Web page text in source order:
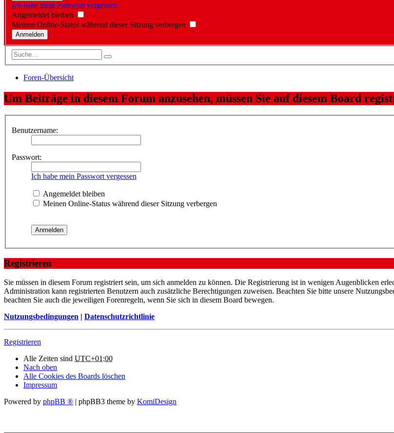
Ich habe mein Passwort vergessen
Angemeldet bleiben
Meinen Online-Status während dieser Sitzung verbergen
Foren-Übersicht
Um Beiträge in diesem Forum anzusehen, müssen Sie auf diesem Board
Benutzername:
Passwort:
Ich habe mein Passwort vergessen
Angemeldet bleiben
Meinen Online-Status während dieser Sitzung verbergen
Registrieren
Sie müssen in diesem Forum registriert sein, um sich anmelden zu können. Die Registrierung ist in wenigen Augenblicken
Administration kann registrierten Benutzern auch zusätzliche Berechtigungen zuweisen. Beachten Sie bitte unsere
beachten Sie auch die jeweiligen Forenregeln, wenn Sie sich in diesem Board bewegen.
Nutzungsbedingungen | Datenschutzrichtlinie
Registrieren
Alle Zeiten sind UTC+01:00
Nach oben
Alle Cookies des Boards löschen
Impressum
Powered by phpBB ® | phpBB3 theme by KomiDesign